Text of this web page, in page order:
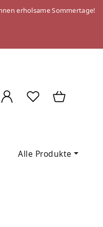
erholsame Sommertage!
Alle Produkte